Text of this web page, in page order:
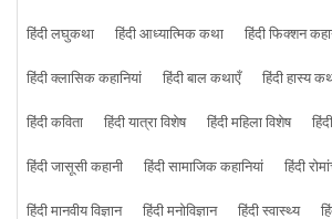
हिंदी लघुकथा हिंदी आध्यात्मिक कथा हिंदी फिक्शन
हिंदी क्लासिक कहानियां
हिंदी बाल कथाएँ हिंदी हास्य
हिंदी कविता
हिंदी यात्रा विशेष हिंदी महिला विशेष
हिंदी जासूसी कहानी
हिंदी सामाजिक कहानियां
हिंदी
हिंदी मानवीय विज्ञान
हिंदी मनोविज्ञान हिंदी स्वास्थ्य